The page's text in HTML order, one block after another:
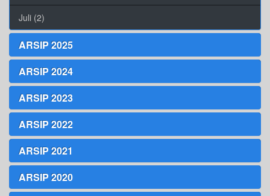
Juli (2)
ARSIP 2025
ARSIP 2024
ARSIP 2023
ARSIP 2022
ARSIP 2021
ARSIP 2020